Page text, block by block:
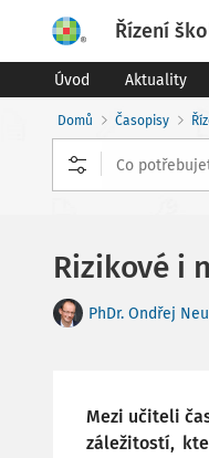
Řízení
Úvod Aktuality
Domů Časopisy
Rizikové i
PhDr. Ondřej
Mezi učiteli
záležitostí,